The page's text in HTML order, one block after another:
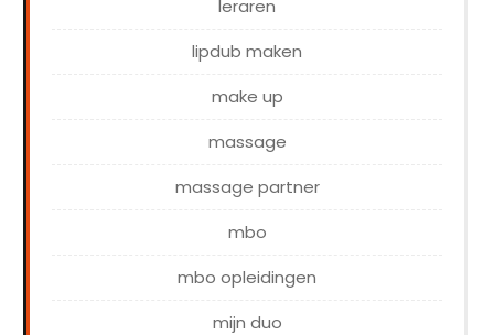
leraren
lipdub maken
make up
massage
massage partner
mbo
mbo opleidingen
mijn duo